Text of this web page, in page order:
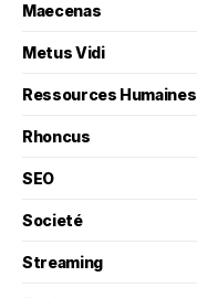
Maecenas
Metus Vidi
Ressources Humaines
Rhoncus
SEO
Societé
Streaming